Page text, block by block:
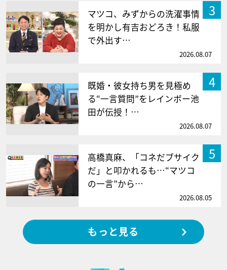
3
マツコ、みずからの洗濯事情
を明かし有吉おどろき！私服
で外出す…
2026.08.07
4
既婚・彼女持ち男を見極め
る“一言質問”をレインボー池
田が伝授！…
2026.08.07
5
高橋真麻、「コネだブサイク
だ」と叩かれるも…“マツコ
の一言”から…
2026.08.05
もっと見る